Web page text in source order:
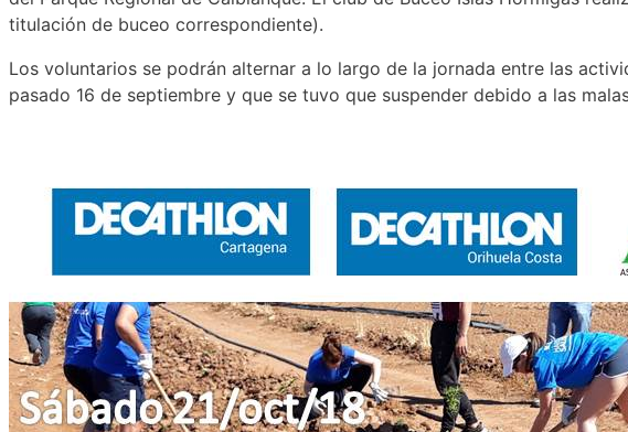
titulación de buceo correspondiente).
Los voluntarios se podrán alternar a lo largo de la jornada entre las
pasado 16 de septiembre y que se tuvo que suspender debido a las